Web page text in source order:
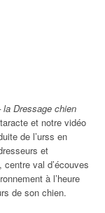
la Dressage chien
et notre vidéo
de l’urss en
et
val d’écouves
à l’heure
de son chien.